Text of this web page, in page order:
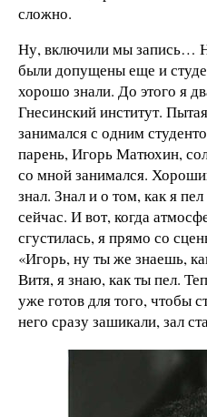
сложно.
Ну, включили мы запись…
были допущены еще и
хорошо знали. До этого я
Гнесинский институт.
занимался с одним
парень, Игорь Матюхин,
со мной занимался.
знал. Знал и о том, как я
сейчас. И вот, когда
сгустилась, я прямо со
«Игорь, ну ты же знаешь,
Витя, я знаю, как ты пел.
уже готов для того, чтобы
него сразу зашикали, зал